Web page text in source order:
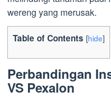
wereng yang merusak.
Table of Contents [hide]
Perbandingan
VS Pexalon